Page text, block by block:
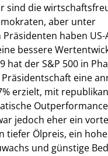
sind die
aber unter
haben
bessere
hat der S&P 500 in
eine
erzielt, mit
jedoch eher ein
tiefer Ölpreis, ein
und günstige